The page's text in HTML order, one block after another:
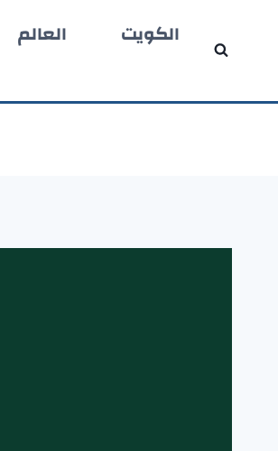
المحتوى
الكويت العالم